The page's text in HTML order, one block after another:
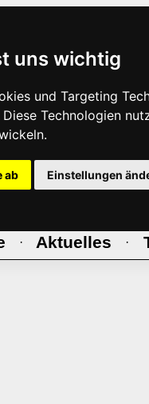
uns wichtig
und Targeting
Technologien
ab Einstellungen
· Aktuelles ·